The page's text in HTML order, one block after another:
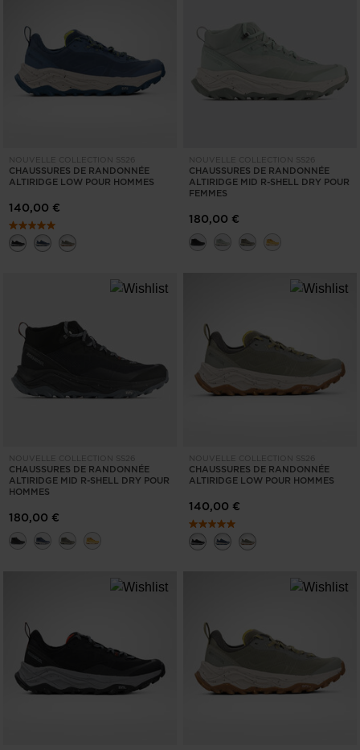
NOUVELLE COLLECTION SS26
CHAUSSURES DE RANDONNÉE
ALTIRIDGE LOW POUR HOMMES
140,00 €
NOUVELLE COLLECTION SS26
CHAUSSURES DE RANDONNÉE
ALTIRIDGE MID R-SHELL DRY POUR
FEMMES
180,00 €
NOUVELLE COLLECTION SS26
CHAUSSURES DE RANDONNÉE
ALTIRIDGE MID R-SHELL DRY POUR
HOMMES
180,00 €
NOUVELLE COLLECTION SS26
CHAUSSURES DE RANDONNÉE
ALTIRIDGE LOW POUR HOMMES
140,00 €